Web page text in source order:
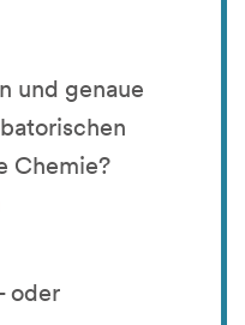
und genaue
Chemie?
oder